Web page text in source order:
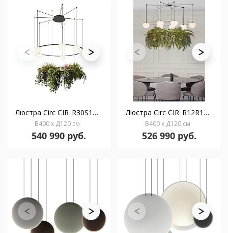
Люстра Circ CIR_R30S1MP1VK с поверхностным навесом
В400 x Д120 см
540 990 руб.
Люстра Circ CIR_R12R1MP1VK с углубленным навесом
В400 x Д120 см
526 990 руб.